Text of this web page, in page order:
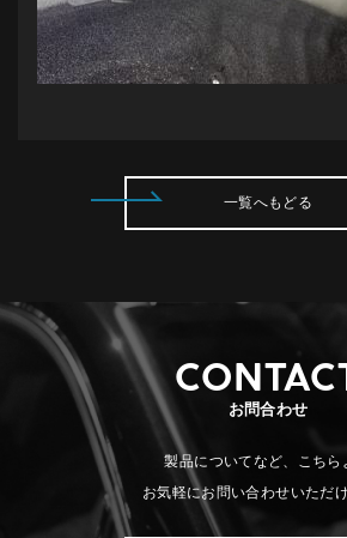
一覧へもどる
お問合わせ
製品についてなど、こちら
お気軽にお問い合わせいただけ